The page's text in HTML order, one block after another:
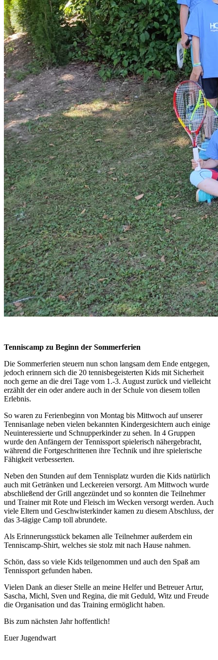
Tenniscamp zu Beginn der Sommerferien
Die Sommerferien steuern nun schon langsam dem Ende entgegen,
jedoch erinnern sich die 20 tennisbegeisterten Kids mit Sicherheit
noch gerne an die drei Tage vom 1.-3. August zurück und vielleicht
erzählt der ein oder andere auch in der Schule von diesem tollen
Erlebnis.
So waren zu Ferienbeginn von Montag bis Mittwoch auf unserer
Tennisanlage neben vielen bekannten Kindergesichtern auch einige
Neuinteressierte und Schnupperkinder zu sehen. In 4 Gruppen
wurde den Anfängern der Tennissport spielerisch nähergebracht,
während die Fortgeschrittenen ihre Technik und ihre spielerische
Fähigkeit verbesserten.
Neben den Stunden auf dem Tennisplatz wurden die Kids natürlich
auch mit Getränken und Leckereien versorgt. Am Mittwoch wurde
abschließend der Grill angezündet und so konnten die Teilnehmer
und Trainer mit Rote und Fleisch im Wecken versorgt werden. Auch
viele Eltern und Geschwisterkinder kamen zu diesem Abschluss, der
das 3-tägige Camp toll abrundete.
Als Erinnerungsstück bekamen alle Teilnehmer außerdem ein
Tenniscamp-Shirt, welches sie stolz mit nach Hause nahmen.
Schön, dass so viele Kids teilgenommen und auch den Spaß am
Tennissport gefunden haben.
Vielen Dank an dieser Stelle an meine Helfer und Betreuer Artur,
Sascha, Michl, Sven und Regina, die mit Geduld, Witz und Freude
die Organisation und das Training ermöglicht haben.
Bis zum nächsten Jahr hoffentlich!
Euer Jugendwart